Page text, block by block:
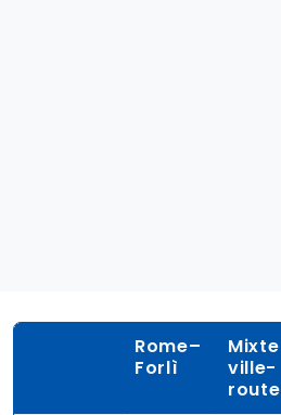
Rome–
Forlì
Mixte
ville-
route